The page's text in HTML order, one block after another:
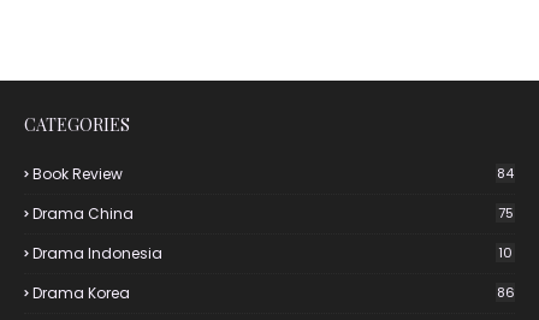
CATEGORIES
Book Review 84
Drama China 75
Drama Indonesia 10
Drama Korea 86